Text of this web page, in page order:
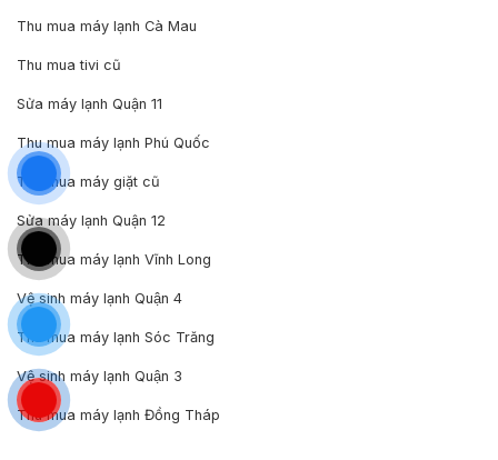
Thu mua máy lạnh Cà Mau
Thu mua tivi cũ
Sửa máy lạnh Quận 11
Thu mua máy lạnh Phú Quốc
Thu mua máy giặt cũ
Sửa máy lạnh Quận 12
Thu mua máy lạnh Vĩnh Long
Vệ sinh máy lạnh Quận 4
Thu mua máy lạnh Sóc Trăng
Vệ sinh máy lạnh Quận 3
Thu mua máy lạnh Đồng Tháp